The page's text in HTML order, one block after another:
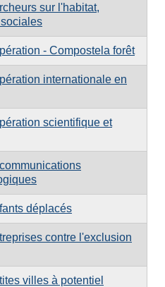
sur l'habitat,
- Compostela forêt
internationale en
scientifique et
déplacés
contre l'exclusion
villes à potentiel